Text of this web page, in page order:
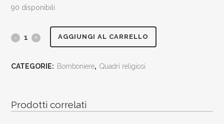
90 disponibili
quadretto
12x8.5cm
AGGIUNGI AL CARRELLO
CATEGORIE: Bomboniere, Quadri religiosi
Prodotti correlati